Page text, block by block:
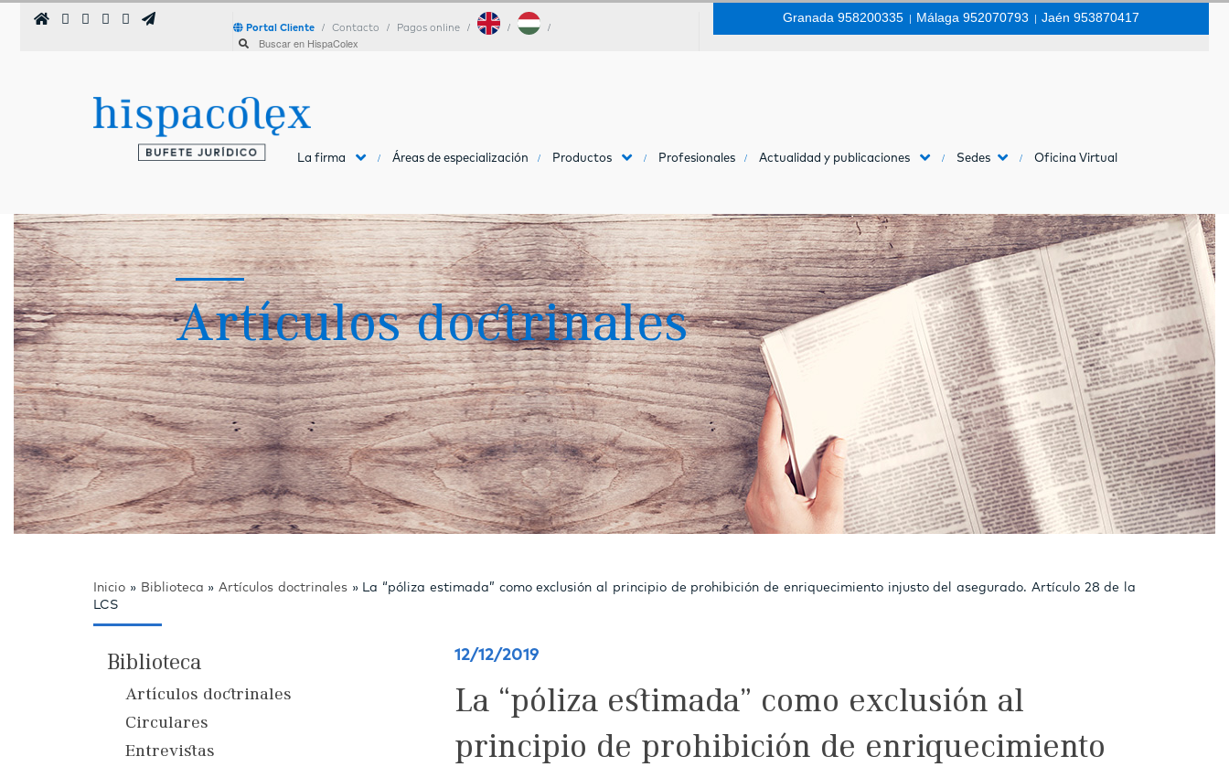
Portal Cliente Contacto Pagos online
Granada 958200335 | Málaga 952070793 | Jaén 953870417
La firma Áreas de especialización Productos Profesionales Actualidad y publicaciones Sedes Oficina Virtual
Artículos doctrinales
Inicio » Biblioteca » Artículos doctrinales»
La “póliza estimada” como exclusión al principio de prohibición de enriquecimiento injusto del asegurado. Artículo 28 de la
LCS
12/12/2019
La “póliza estimada” como exclusión al
principio de prohibición de enriquecimiento
Biblioteca
Artículos doctrinales
Circulares
Entrevistas